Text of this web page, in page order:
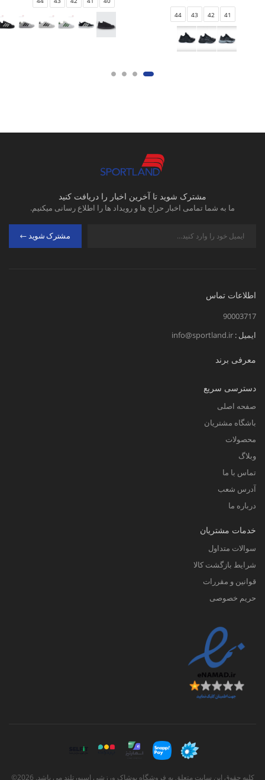
41
42
43
44
مشترک شوید تا آخرین اخبار را دریافت کنید
ما به شما تمامی اخبار حراج ها و رویداد ها را اطلاع رسانی میکنیم.
مشترک شوید
اطلاعات تماس
90003717
ایمیل : info@sportland.ir
معرفی برند
دسترسی سریع
صفحه اصلی
باشگاه مشتریان
محصولات
وبلاگ
تماس با ما
آدرس شعب
درباره ما
خدمات مشتریان
سوالات متداول
شرایط بازگشت کالا
قوانین و مقررات
حریم خصوصی
کلیه حقوق این سایت متعلق به فروشگاه پوشاک ورزشی اسپورتلند می باشد. 2026©